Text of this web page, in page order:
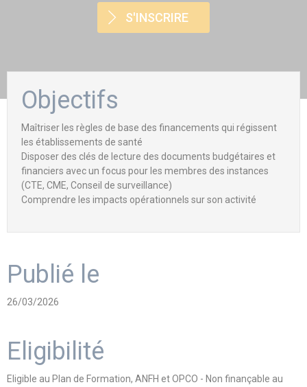
S'INSCRIRE
Objectifs
Maîtriser les règles de base des financements qui régissent
les établissements de santé
Disposer des clés de lecture des documents budgétaires et
financiers avec un focus pour les membres des instances
(CTE, CME, Conseil de surveillance)
Comprendre les impacts opérationnels sur son activité
Publié le
26/03/2026
Eligibilité
Eligible au Plan de Formation, ANFH et OPCO - Non finançable au